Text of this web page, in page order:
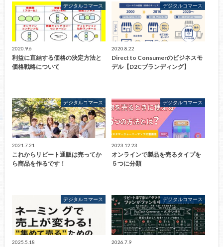
デジタルコマース
2020.9.6
利益に直結する価格の決定方法と
価格戦略について
デジタルコマース
2020.8.22
Direct to Consumerのビジネスモ
デル【D2Cブランディング】
デジタルコマース
2021.7.21
これからリピート通販は売ってか
ら商品を作るです！
デジタルコマース
2023.12.23
オンラインで製品を売るタイプを
５つに分類
デジタルコマース
2025.5.18
デジタルコマース
2026.7.9